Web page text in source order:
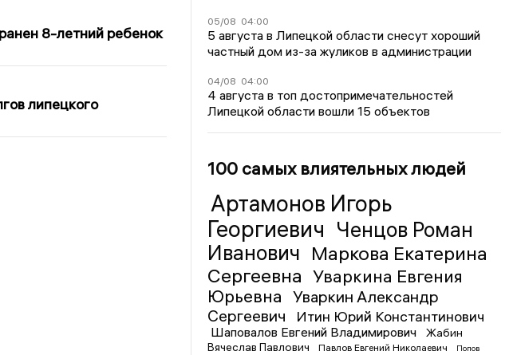
8-летний ребенок
липецкого
05/08 04:00
5 августа в Липецкой области снесут хороший
частный дом из-за жуликов в администрации
04/08 04:00
4 августа в топ достопримечательностей
Липецкой области вошли 15 объектов
100 самых влиятельных людей
Артамонов Игорь
Георгиевич Ченцов Роман
Иванович Маркова Екатерина
Сергеевна Уваркина Евгения
Юрьевна
Уваркин Александр
Сергеевич
Итин Юрий Константинович
Шаповалов Евгений Владимирович
Жабин
Вячеслав Павлович
Павлов Евгений Николаевич
Попов